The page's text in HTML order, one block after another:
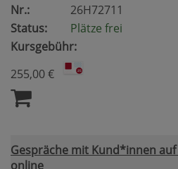
Nr.:
26H72711
Status:
Plätze frei
Kursgebühr:
255,00 €
Gespräche mit Kund*innen
online